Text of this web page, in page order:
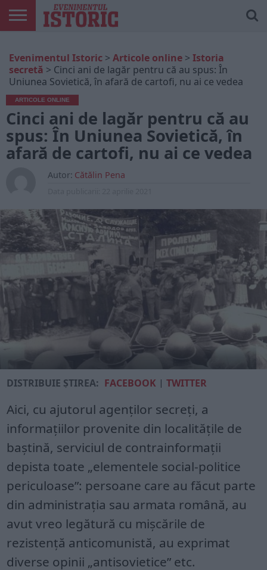
ONLINE
EDIȚII
TIPĂRITE
ISTORIC
PLAY
CONTUL
MEU
Evenimentul Istoric > Articole online > Istoria
secretă > Cinci ani de lagăr pentru că au spus: În
Uniunea Sovietică, în afară de cartofi, nu ai ce vedea
ARTICOLE ONLINE
Cinci ani de lagăr pentru că au
spus: În Uniunea Sovietică, în
afară de cartofi, nu ai ce vedea
Autor: Cătălin Pena
DISTRIBUIE ȘTIREA: FACEBOOK |TWITTER
Aici, cu ajutorul agenților secreți, a
informațiilor provenite din localitățile de
baștină, serviciul de contrainformații
depista toate „elementele social‑politice
periculoase”: persoane care au făcut parte
din administrația sau armata română, au
avut vreo legătură cu mișcările de
rezistență anticomunistă, au exprimat
diverse opinii „antisovietice” etc.